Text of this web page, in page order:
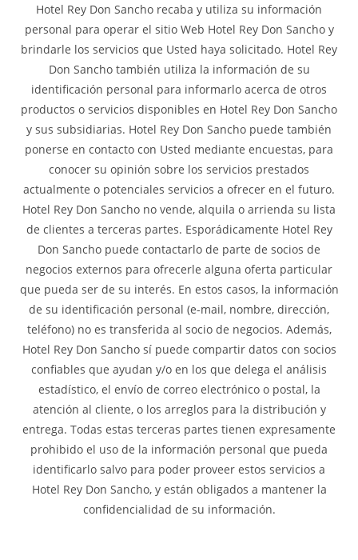
Hotel Rey Don Sancho recaba y utiliza su información
personal para operar el sitio Web Hotel Rey Don Sancho y
brindarle los servicios que Usted haya solicitado. Hotel Rey
Don Sancho también utiliza la información de su
identificación personal para informarlo acerca de otros
productos o servicios disponibles en Hotel Rey Don Sancho
y sus subsidiarias. Hotel Rey Don Sancho puede también
ponerse en contacto con Usted mediante encuestas, para
conocer su opinión sobre los servicios prestados
actualmente o potenciales servicios a ofrecer en el futuro.
Hotel Rey Don Sancho no vende, alquila o arrienda su lista
de clientes a terceras partes. Esporádicamente Hotel Rey
Don Sancho puede contactarlo de parte de socios de
negocios externos para ofrecerle alguna oferta particular
que pueda ser de su interés. En estos casos, la información
de su identificación personal (e-mail, nombre, dirección,
teléfono) no es transferida al socio de negocios. Además,
Hotel Rey Don Sancho sí puede compartir datos con socios
confiables que ayudan y/o en los que delega el análisis
estadístico, el envío de correo electrónico o postal, la
atención al cliente, o los arreglos para la distribución y
entrega. Todas estas terceras partes tienen expresamente
prohibido el uso de la información personal que pueda
identificarlo salvo para poder proveer estos servicios a
Hotel Rey Don Sancho, y están obligados a mantener la
confidencialidad de su información.